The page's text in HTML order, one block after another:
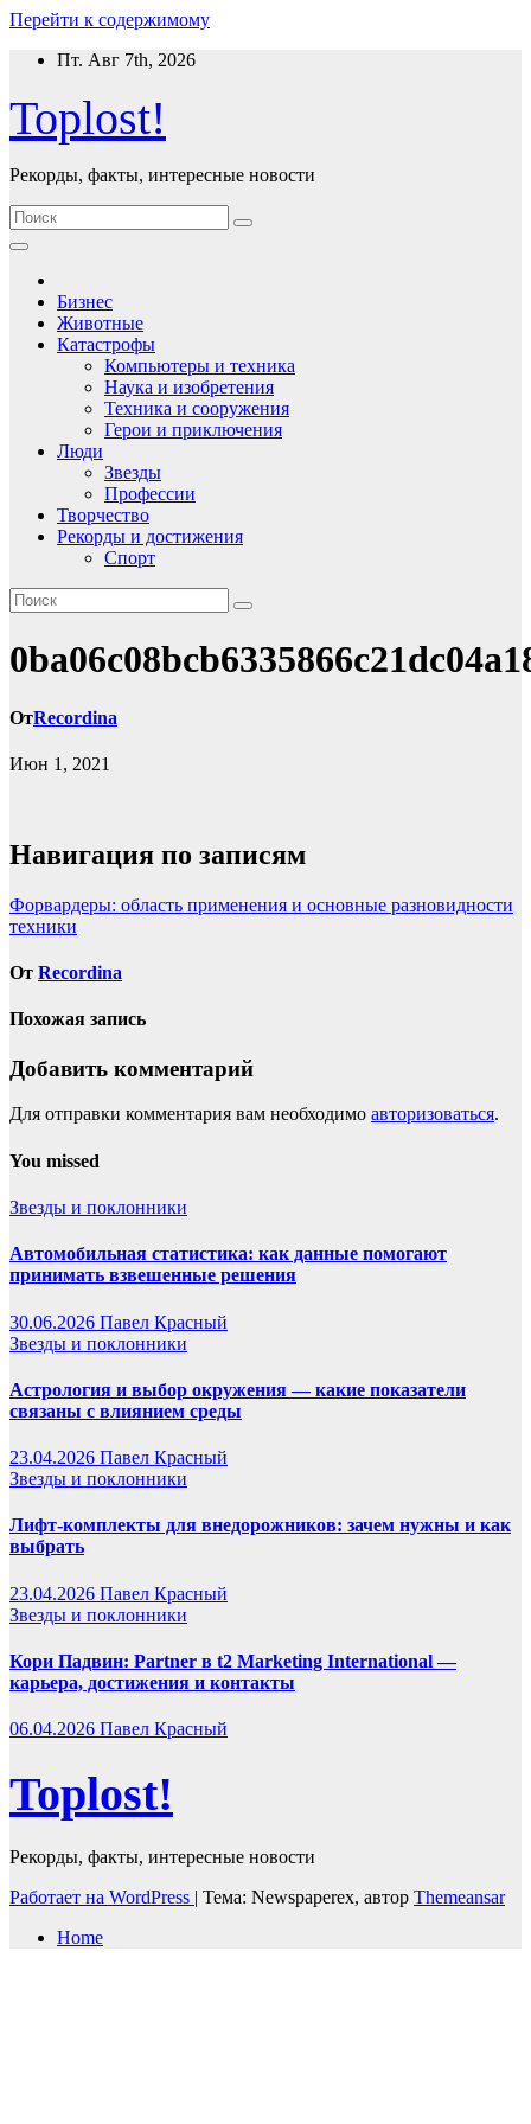
Перейти к содержимому
Пт. Авг 7th, 2026
Toplost!
Рекорды, факты, интересные новости
Бизнес
Животные
Катастрофы
Компьютеры и техника
Наука и изобретения
Техника и сооружения
Герои и приключения
Люди
Звезды
Профессии
Творчество
Рекорды и достижения
Спорт
ОтRecordina
Июн 1, 2021
Навигация по записям
Форвардеры: область применения и основные разновидности
техники
От Recordina
Похожая запись
Добавить комментарий
Для отправки комментария вам необходимо авторизоваться.
You missed
Звезды и поклонники
Автомобильная статистика: как данные помогают
принимать взвешенные решения
30.06.2026 Павел Красный
Звезды и поклонники
Астрология и выбор окружения — какие показатели
связаны с влиянием среды
23.04.2026 Павел Красный
Звезды и поклонники
Лифт-комплекты для внедорожников: зачем нужны и как
выбрать
23.04.2026 Павел Красный
Звезды и поклонники
Кори Падвин: Partner в t2 Marketing International —
карьера, достижения и контакты
06.04.2026 Павел Красный
Toplost!
Рекорды, факты, интересные новости
Работает на WordPress | Тема: Newspaperex, автор Themeansar
Home